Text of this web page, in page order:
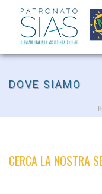
DOVE SIAMO
CERCA LA NOSTRA